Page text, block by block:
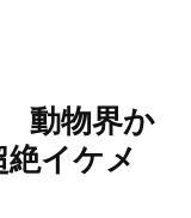
動物界か
イケメ